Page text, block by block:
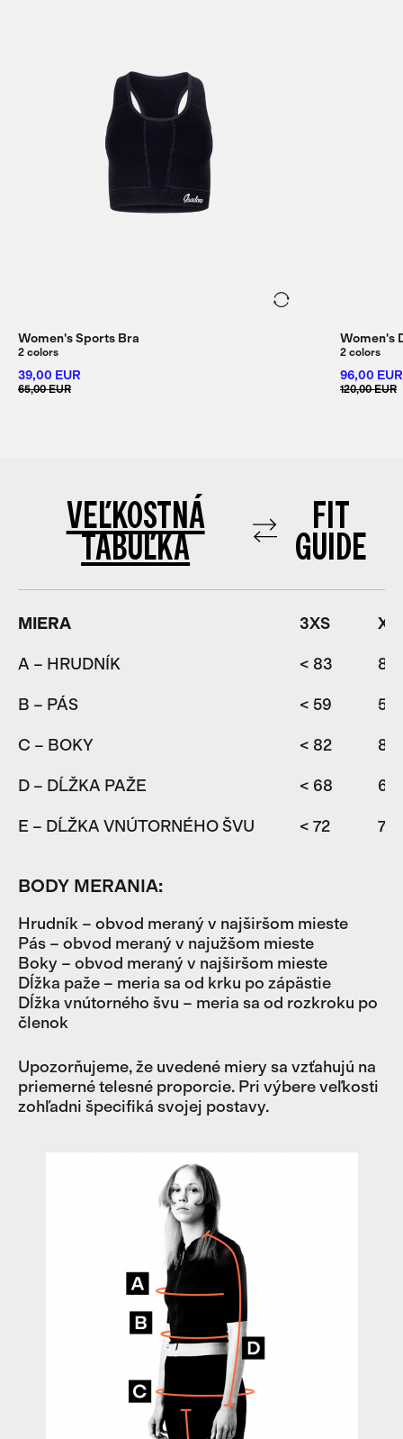
Women's Sports Bra
2 colors
39,00 EUR
65,00 EUR
Women's
2 colors
96,00 EUR
120,00 EUR
VEĽKOSTNÁ
TABUĽKA
FIT
GUIDE
MIERA 3XS
A – HRUDNÍK < 83
B – PÁS < 59
C – BOKY < 82
D – DĹŽKA PAŽE < 68
E – DĹŽKA VNÚTORNÉHO ŠVU < 72
BODY MERANIA:
Hrudník – obvod meraný v najširšom mieste
Pás – obvod meraný v najužšom mieste
Boky – obvod meraný v najširšom mieste
Dĺžka paže – meria sa od krku po zápästie
Dĺžka vnútorného švu – meria sa od rozkroku po
členok
Upozorňujeme, že uvedené miery sa vzťahujú na
priemerné telesné proporcie. Pri výbere veľkosti
zohľadni špecifiká svojej postavy.